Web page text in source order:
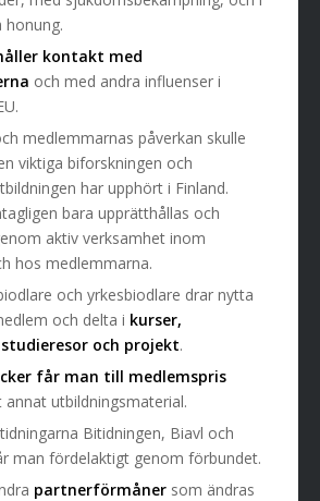
honung.
kontakt med
och med andra influenser i
medlemmarnas påverkan skulle
viktiga biforskningen och
har upphört i Finland.
bara upprätthållas och
aktiv verksamhet inom
hos medlemmarna.
och yrkesbiodlare drar nytta
och delta i kurser,
och projekt.
får man till medlemspris
utbildningsmaterial.
Bitidningen, Biavl och
man fördelaktigt genom förbundet.
partnerförmånersom ändras